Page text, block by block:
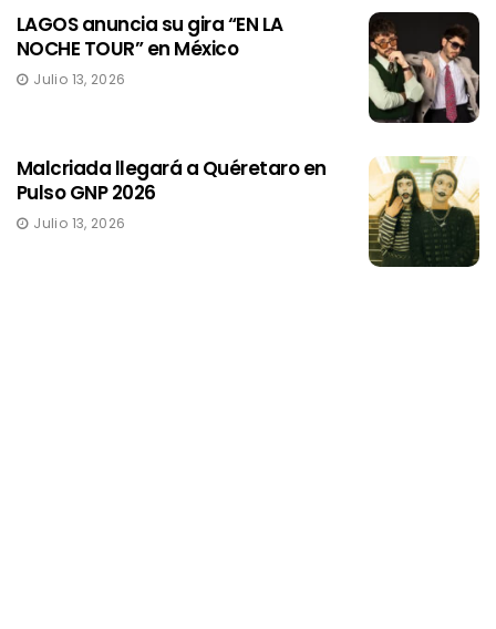
LAGOS anuncia su gira “EN LA
NOCHE TOUR” en México
Julio 13, 2026
Malcriada llegará a Quéretaro en
Pulso GNP 2026
Julio 13, 2026